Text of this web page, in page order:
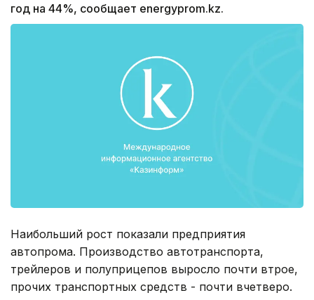
год на 44%, сообщает energyprom.kz.
Наибольший рост показали предприятия
автопрома. Производство автотранспорта,
трейлеров и полуприцепов выросло почти втрое,
прочих транспортных средств - почти вчетверо.